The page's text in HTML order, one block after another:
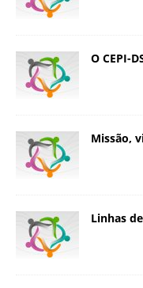
O CEPI-
Missão,
Linhas